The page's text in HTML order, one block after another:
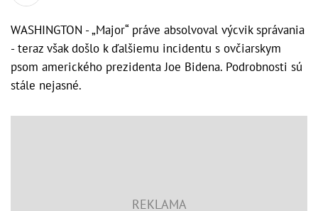
WASHINGTON - „Major“ práve absolvoval výcvik správania
- teraz však došlo k ďalšiemu incidentu s ovčiarskym
psom amerického prezidenta Joe Bidena. Podrobnosti sú
stále nejasné.